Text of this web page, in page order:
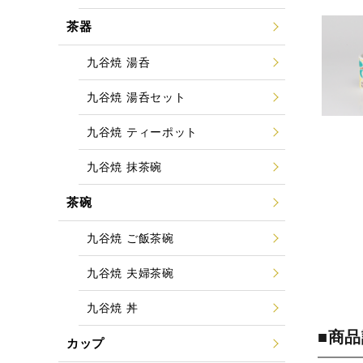
■商
茶器
九谷焼 湯呑
九谷焼 湯呑セット
九谷焼 ティーポット
九谷焼 抹茶碗
茶碗
九谷焼 ご飯茶碗
九谷焼 夫婦茶碗
九谷焼 丼
カップ